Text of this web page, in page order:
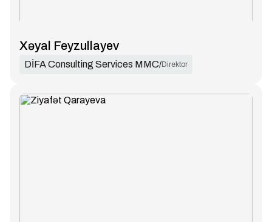
Xəyal Feyzullayev
DİFA Consulting Services MMC/Direktor